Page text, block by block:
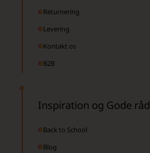
Returnering
Levering
Kontakt os
B2B
Inspiration og Gode råd
Back to School
Blog